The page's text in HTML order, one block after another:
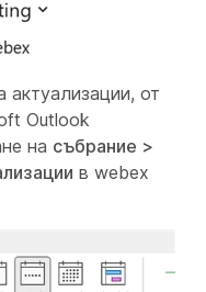
актуализации, от
Outlook
на събрание >
в webex